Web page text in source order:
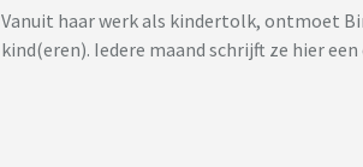
Vanuit haar werk als kindertolk, ontmoet
kind(eren). Iedere maand schrijft ze hier